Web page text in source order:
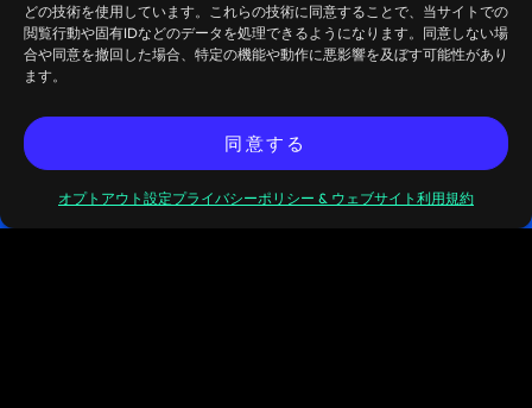
どの技術を使用しています。これらの技術に同意することで、当サイトでの
閲覧行動や固有IDなどのデータを処理できるようになります。同意しない場
合や同意を撤回した場合、特定の機能や動作に悪影響を及ぼす可能性があり
ます。
同意する
オプトアウト設定プライバシーポリシー & ウェブサイト利用規約
ンターナショナル デリバティブ
エクスポ (IDX) でお会いしましょ
してくださ
い!